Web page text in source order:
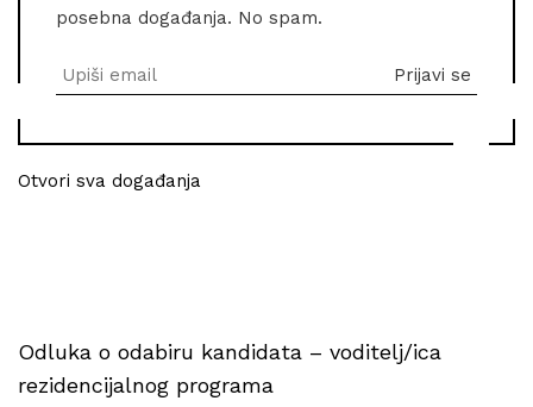
posebna događanja. No spam.
Otvori sva događanja
Odluka o odabiru kandidata – voditelj/ica
rezidencijalnog programa